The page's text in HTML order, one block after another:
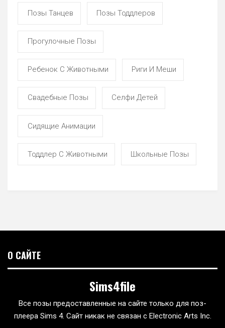
Позы Танцев Позы Тоддлеров
Прогулочные Позы
Ребенок С Животными Риги И Меши
Свадебные Позы Селфи Детей
Сидящие Анимации
Тоддлер С Животными Школьные Позы
О САЙТЕ
Sims4file
Все позы предоставленные на сайте только для поз-
плеера Sims 4. Сайт никак не связан с Electronic Arts Inc.